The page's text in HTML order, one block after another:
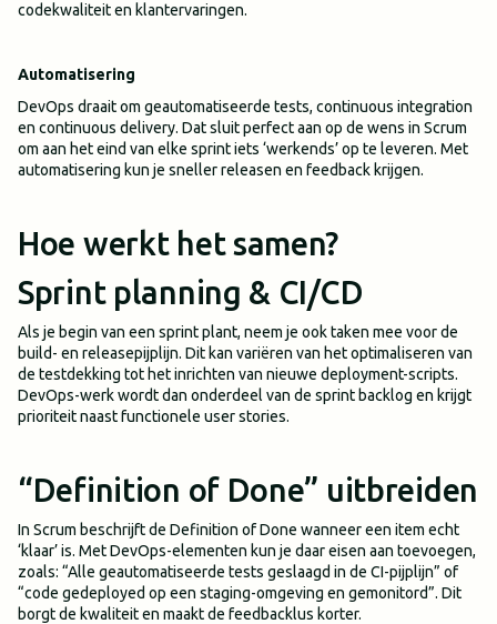
codekwaliteit en klantervaringen.
Automatisering
DevOps draait om geautomatiseerde tests, continuous integration
en continuous delivery. Dat sluit perfect aan op de wens in Scrum
om aan het eind van elke sprint iets ‘werkends’ op te leveren. Met
automatisering kun je sneller releasen en feedback krijgen.
Hoe werkt het samen?
Sprint planning & CI/CD
Als je begin van een sprint plant, neem je ook taken mee voor de
build- en releasepijplijn. Dit kan variëren van het optimaliseren van
de testdekking tot het inrichten van nieuwe deployment-scripts.
DevOps-werk wordt dan onderdeel van de sprint backlog en krijgt
prioriteit naast functionele user stories.
“Definition of Done” uitbreiden
In Scrum beschrijft de Definition of Done wanneer een item echt
‘klaar’ is. Met DevOps-elementen kun je daar eisen aan toevoegen,
zoals: “Alle geautomatiseerde tests geslaagd in de CI-pijplijn” of
“code gedeployed op een staging-omgeving en gemonitord”. Dit
borgt de kwaliteit en maakt de feedbacklus korter.